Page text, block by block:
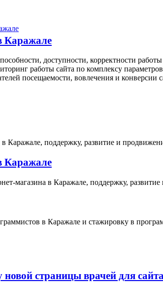
Каражале
доступности, корректности работы
работы сайта по комплексу
посещаемости, вовлечения и конверсии
в Каражале, поддержку, развитие и
Каражале
магазина в Каражале, поддержку,
в Каражале и стажировку в
страницы врачей для